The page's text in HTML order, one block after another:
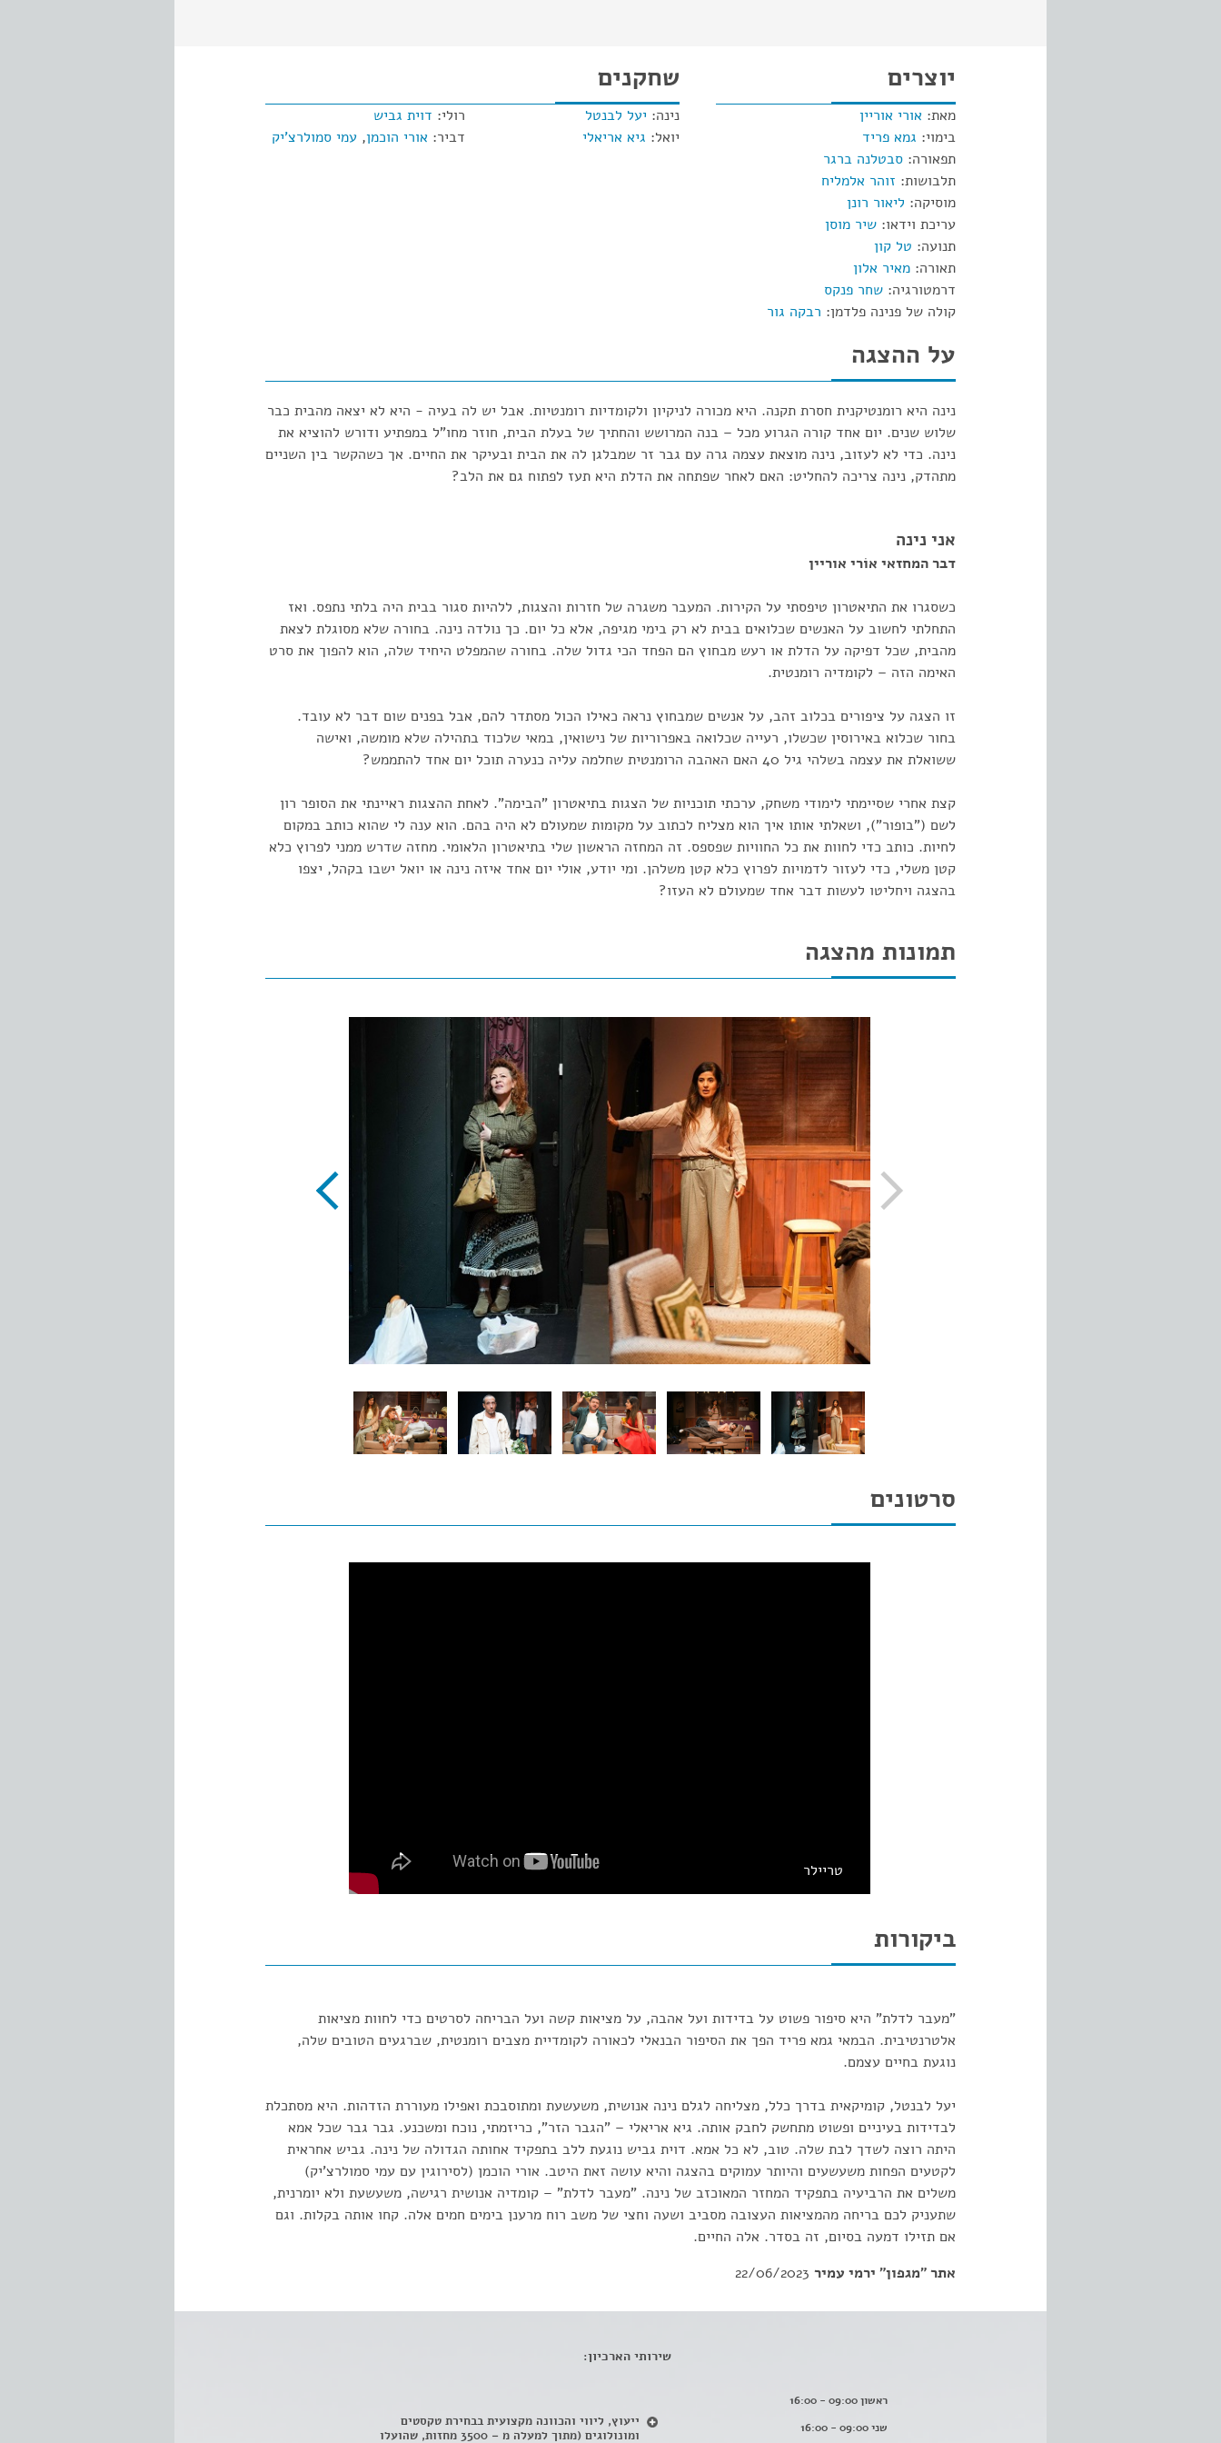
יוצרים
מאת: אורי אוריין
בימוי: גמא פריד
תפאורה: סבטלנה ברגר
תלבושות: זוהר אלמליח
מוסיקה: ליאור רונן
עריכת וידאו: שיר מוסן
תנועה: טל קון
תאורה: מאיר אלון
דרמטורגיה: שחר פנקס
קולה של פנינה פלדמן: רבקה גור
שחקנים
נינה: יעל לבנטל
יואל: גיא אריאלי
רולי: דוית גביש
דביר: אורי הוכמן, עמי סמולרצ'יק
על ההצגה
נינה היא רומנטיקנית חסרת תקנה. היא מכורה לניקיון ולקומדיות רומנטיות. אבל יש לה בעיה - היא לא יצאה מהבית כבר
שלוש שנים. יום אחד קורה הגרוע מכל – בנה המרושש והחתיך של בעלת הבית, חוזר מחו"ל במפתיע ודורש להוציא את
נינה. כדי לא לעזוב, נינה מוצאת עצמה גרה עם גבר זר שמבלגן לה את הבית ובעיקר את החיים. אך כשהקשר בין השניים
מתהדק, נינה צריכה להחליט: האם לאחר שפתחה את הדלת היא תעז לפתוח גם את הלב?
אני נינה
דבר המחזאי אוֹרי אוריין
כשסגרו את התיאטרון טיפסתי על הקירות. המעבר משגרה של חזרות והצגות, ללהיות סגור בבית היה בלתי נתפס. ואז
התחלתי לחשוב על האנשים שכלואים בבית לא רק בימי מגיפה, אלא כל יום. כך נולדה נינה. בחורה שלא מסוגלת לצאת
מהבית, שכל דפיקה על הדלת או רעש מבחוץ הם הפחד הכי גדול שלה. בחורה שהמפלט היחיד שלה, הוא להפוך את סרט
האימה הזה – לקומדיה רומנטית.
זו הצגה על ציפורים בכלוב זהב, על אנשים שמבחוץ נראה כאילו הכול מסתדר להם, אבל בפנים שום דבר לא עובד.
בחור שכלוא באירוסין שכשלו, רעייה שכלואה באפרוריות של נישואין, במאי שלכוד בתהילה שלא מומשה, ואישה
ששואלת את עצמה בשלהי גיל 40 האם האהבה הרומנטית שחלמה עליה כנערה תוכל יום אחד להתממש?
קצת אחרי שסיימתי לימודי משחק, ערכתי תוכניות של הצגות בתיאטרון "הבימה". לאחת ההצגות ראיינתי את הסופר רון
לשם ("בופור"), ושאלתי אותו איך הוא מצליח לכתוב על מקומות שמעולם לא היה בהם. הוא ענה לי שהוא כותב במקום
לחיות. כותב כדי לחוות את כל החוויות שפספס. זה המחזה הראשון שלי בתיאטרון הלאומי. מחזה שדרש ממני לפרוץ כלא
קטן משלי, כדי לעזור לדמויות לפרוץ כלא קטן משלהן. ומי יודע, אולי יום אחד איזה נינה או יואל ישבו בקהל, יצפו
בהצגה ויחליטו לעשות דבר אחד שמעולם לא העזו?
תמונות מהצגה
סרטונים
טריילר
ביקורות
"מעבר לדלת" היא סיפור פשוט על בדידות ועל אהבה, על מציאות קשה ועל הבריחה לסרטים כדי לחוות מציאות
אלטרנטיבית. הבמאי גמא פריד הפך את הסיפור הבנאלי לכאורה לקומדיית מצבים רומנטית, שברגעים הטובים שלה,
נוגעת בחיים עצמם.
יעל לבנטל, קומיקאית בדרך כלל, מצליחה לגלם נינה אנושית, משעשעת ומתוסבכת ואפילו מעוררת הזדהות. היא מסתכלת
לבדידות בעיניים ופשוט מתחשק לחבק אותה. גיא אריאלי – "הגבר הזר", כריזמתי, נוכח ומשכנע. גבר גבר שכל אמא
היתה רוצה לשדך לבת שלה. טוב, לא כל אמא. דוית גביש נוגעת ללב בתפקיד אחותה הגדולה של נינה. גביש אחראית
לקטעים הפחות משעשעים והיותר עמוקים בהצגה והיא עושה זאת היטב. אורי הוכמן (לסירוגין עם עמי סמולרצ'יק)
משלים את הרביעיה בתפקיד המחזר המאוכזב של נינה. "מעבר לדלת" – קומדיה אנושית רגישה, משעשעת ולא יומרנית,
שתעניק לכם בריחה מהמציאות העצובה מסביב ושעה וחצי של משב רוח מרענן בימים חמים אלה. קחו אותה בקלות. וגם
אם תזילו דמעה בסיום, זה בסדר. אלה החיים.
אתר "מגפון" ירמי עמיר 22/06/2023
ראשון 09:00 - 16:00
שני 09:00 - 16:00
שירותי הארכיון:
ייעוץ, ליווי והכוונה מקצועית בבחירת טקסטים
ומונולוגים (מתוך למעלה מ – 3500 מחזות, שהועלו